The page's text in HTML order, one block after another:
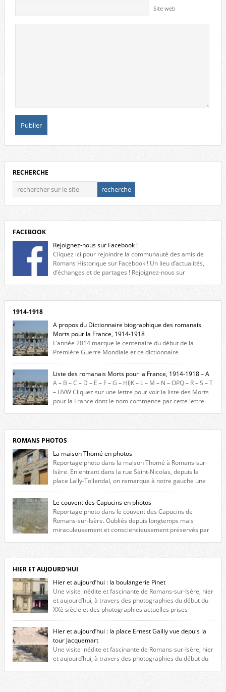
Site web
RECHERCHE
FACEBOOK
Rejoignez-nous sur Facebook !
Cliquez ici pour rejoindre la communauté des amis de
Romans Historique sur Facebook ! Un lieu d’actualités,
d’échanges et de partages ! Rejoignez-nous sur
1914-1918
A propos du Dictionnaire biographique des romanais
Morts pour la France, 1914-1918
L’année 2014 marque le centenaire du début de la
Première Guerre Mondiale et ce dictionnaire
biographique veut rendre hommage aux romanais Morts pour la
France durant ce conflit. La base de cette recherche historique est
constituée des noms gravés sur les plaques commémoratives de
l’Hôtel de Ville, du lycée du Dauphiné et du lycée Triboulet, […]
Liste des romanais Morts pour la France, 1914-1918 – A
A – B – C – D – E – F – G – HIJK – L – M – N – OPQ – R – S – T
– UVW Cliquez sur une lettre pour voir la liste des Morts
pour la France dont le nom commence par cette lettre.
ROMANS PHOTOS
La maison Thomé en photos
Reportage photo dans la maison Thomé à Romans-sur-
Isère. En entrant dans la rue Saint-Nicolas, depuis la
place Lally-Tollendal, on remarque à notre gauche une
maison construite au XVIè siècle. Les deux façades sont ornées de
fenêtres jumelles à meneaux. Entre ces deux étages, on peut voir une
niche qui contient une statue de la Vierge. […]
Le couvent des Capucins en photos
Reportage photo dans le couvent des Capucins de
Romans-sur-Isère. Oubliés depuis longtemps mais
miraculeusement et consciencieusement préservés par
l’histoire de la redécouverte de vestiges du couvent des Capucins ! Petit
retour sur l’histoire […]
HIER ET AUJOURD'HUI
Hier et aujourd’hui : la boulangerie Pinet
Une visite inédite et fascinante de Romans-sur-Isère, hier
et aujourd’hui, à travers des photographies du début du
XXè siècle et des photographies actuelles prises
exactement dans le même cadre ! A l’angle de la place Jean Jaurès et de
l’avenue Victor Hugo (à côté d’Intermarché), à Romans. La boulangerie
Jules Pinet est inscrite dans le […]
Hier et aujourd’hui : la place Ernest Gailly vue depuis la
tour Jacquemart
Une visite inédite et fascinante de Romans-sur-Isère, hier
et aujourd’hui, à travers des photographies du début du